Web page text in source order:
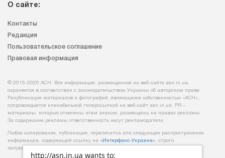
http://asn.in.ua wants to:
О сайте:
Контакты
Редакция
Пользовательское соглашение
Правовая информация
© 2015-2020 АСН. Вся информация, размещенная на веб-сайте asn.in.ua,
охраняется в соответствии с законодательством Украины об авторском праве.
Републикация материалов и фотографий, являющихся собственностью «АСН»,
сопровождается кликабельной гиперссылкой на веб-сайт asn.іn.ua. PR –
материалы, которые отмечены этим знаком, размещены на правах рекламы.
За содержание рекламы ответственность несут рекламодатели.
Любое копирование, публикация, перепечатка или следующее распространение
информации, содержащей ссылку на «Интерфакс-Украина», строго
запрещается.